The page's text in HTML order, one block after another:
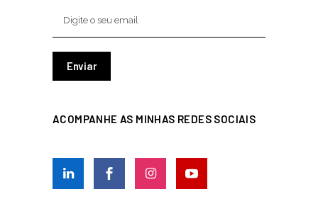
ACOMPANHE AS MINHAS REDES SOCIAIS